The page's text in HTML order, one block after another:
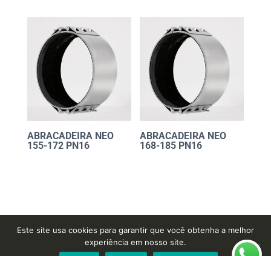
ABRACADEIRA NEO
155-172 PN16
ABRACADEIRA NEO
168-185 PN16
Desenvolvido por Cordoval Digital
Este site usa cookies para garantir que você obtenha a melhor
experiência em nosso site.